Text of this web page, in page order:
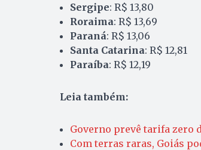
Sergipe: R$ 13,80
Roraima: R$ 13,69
Paraná: R$ 13,06
Santa Catarina: R$ 12,81
Paraíba: R$ 12,19
Leia também:
Governo prevê tarifa zero
Com terras raras, Goiás